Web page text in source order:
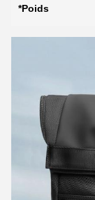
*Poids